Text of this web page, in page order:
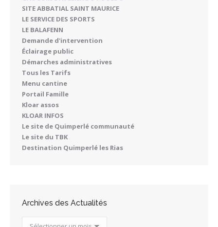
SITE ABBATIAL SAINT MAURICE
LE SERVICE DES SPORTS
LE BALAFENN
Demande d'intervention
Éclairage public
Démarches administratives
Tous les Tarifs
Menu cantine
Portail Famille
Kloar assos
KLOAR INFOS
Le site de Quimperlé communauté
Le site du TBK
Destination Quimperlé les Rias
Archives des Actualités
Archives